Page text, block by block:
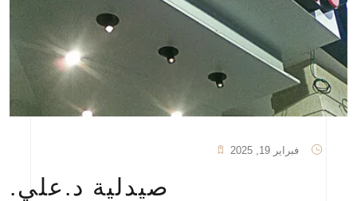
فبراير 19, 2025
صيدلية د.علي.